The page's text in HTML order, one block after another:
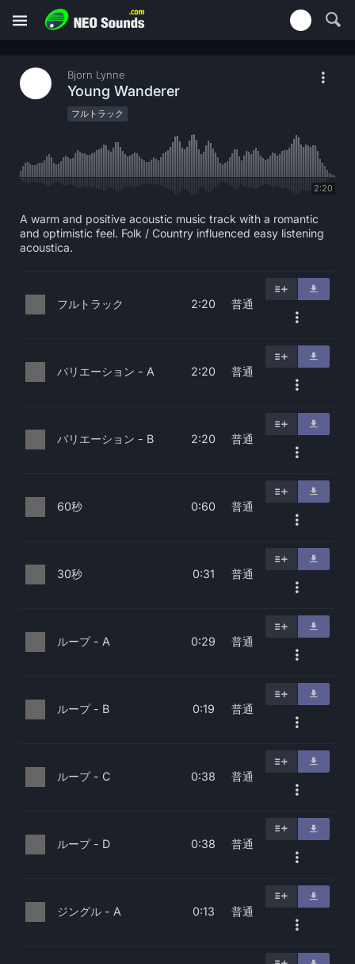
Bjorn Lynne
Young Wanderer
フルトラック
2:20
A warm and positive acoustic music track with a romantic
and optimistic feel. Folk / Country influenced easy listening
acoustica.
フルトラック 2:20 普通
バリエーション - A 2:20 普通
バリエーション - B 2:20 普通
60秒 0:60 普通
30秒 0:31 普通
ループ - A 0:29 普通
ループ - B 0:19 普通
ループ - C 0:38 普通
ループ - D 0:38 普通
ジングル - A 0:13 普通